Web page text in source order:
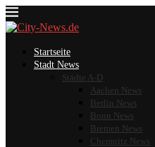
Startseite
Stadt News
Städte A-D
Aachen News
Berlin News
Bonn News
Bremen News
Chemnitz News